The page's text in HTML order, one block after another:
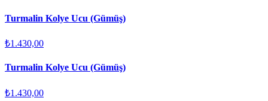
Turmalin Kolye Ucu (Gümüş)
₺1.430,00
Turmalin Kolye Ucu (Gümüş)
₺1.430,00